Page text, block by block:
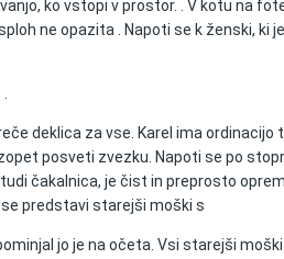
ko vstopi v prostor. . V kotu na
ne opazita . Napoti se k ženski,
deklica za vse. Karel ima
posveti zvezku. Napoti se po
čakalnica, je čist in preprosto
predstavi starejši moški s
jo je na očeta. Vsi starejši